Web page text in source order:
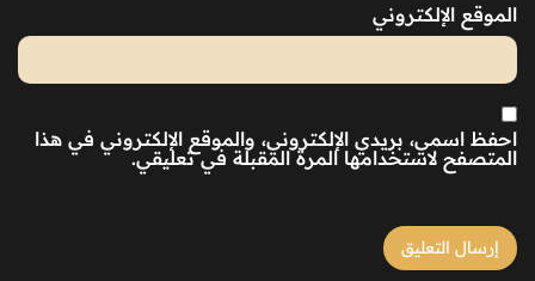
الموقع الإلكتروني
احفظ اسمي، بريدي الإلكتروني، والموقع الإلكتروني في هذا
المتصفح لاستخدامها المرة المقبلة في تعليقي.